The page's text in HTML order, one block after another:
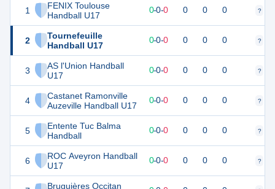
1
FENIX Toulouse
Handball U17
2
Tournefeuille
Handball U17
3
AS l'Union Handball
U17
4
Castanet Ramonville
Auzeville Handball U17
5
Entente Tuc Balma
Handball
6
ROC Aveyron Handball
U17
Bruguières Occitan
0-0-0 0 0 0 ?
0-0-0 0 0 0 ?
0 0-0-0 0 0 0 ?
0 0 0-0-0 0 0 0 ?
0 0-0-0 0 0 0 ?
0 0 0-0-0 0 0 0 ?